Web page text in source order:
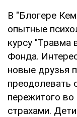
В "Блогере
опытные
курсу "Травма
Фонда.
новые друзья
преодолевать
пережитого
страхами.